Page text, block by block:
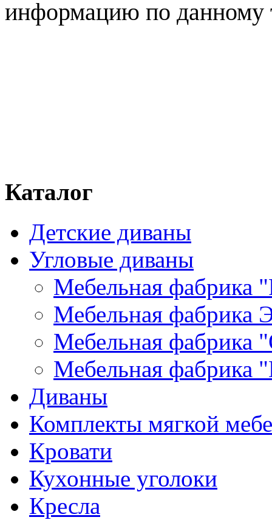
информацию по данному
Каталог
Детские диваны
Угловые диваны
Мебельная фабрика
Мебельная фабрика
Мебельная фабрика
Мебельная фабрика
Диваны
Комплекты мягкой
Кровати
Кухонные уголоки
Кресла